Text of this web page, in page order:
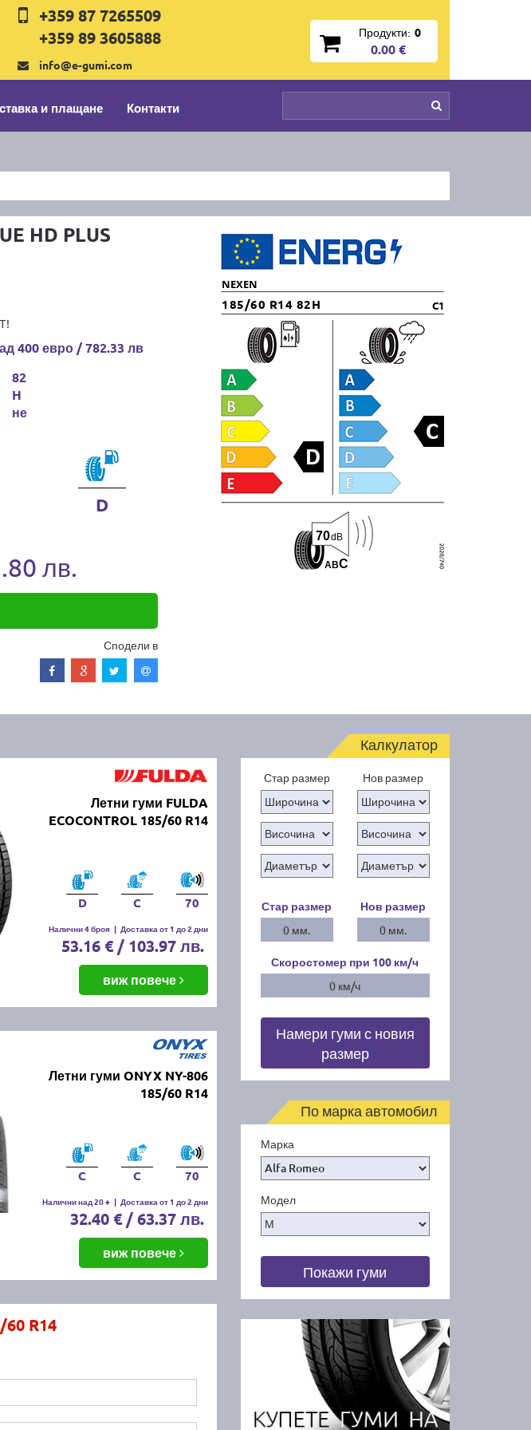
+359 87 7265509
+359 89 3605888
info@e-gumi.com
Продукти: 0
0.00 €
и плащане Контакти
HD PLUS
400 евро / 782.33 лв
82
H
не
D
лв.
Сподели в
NEXEN
185/60 R14 82H C1
ABC
70dB
Летни гуми FULDA
ECOCONTROL 185/60 R14
D C 70
Налични 4 броя | Доставка от 1 до 2 дни
53.16 € / 103.97 лв.
виж повече
Летни гуми ONYX NY-806
185/60 R14
C C 70
Налични над 20 + | Доставка от 1 до 2 дни
32.40 € / 63.37 лв.
виж повече
60 R14
Калкулатор
Стар размер Нов размер
Стар размер
0 мм.
Нов размер
0 мм.
Скоростомер при 100 км/ч
0 км/ч
Намери гуми с новия
размер
По марка автомобил
Марка
Модел
Покажи гуми